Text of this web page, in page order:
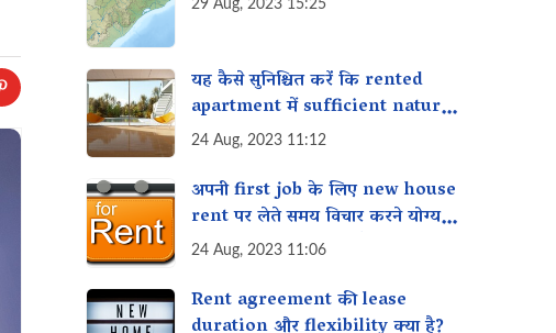
29 Aug, 2023 15:25
यह कैसे सुनिश्चित करें कि rented
apartment में sufficient natural
light और ventilation मिले?
24 Aug, 2023 11:12
अपनी first job के लिए new house
rent पर लेते समय विचार करने योग्य
शीर्ष छह बातें यहां दी गई हैं?
24 Aug, 2023 11:06
Rent agreement की lease